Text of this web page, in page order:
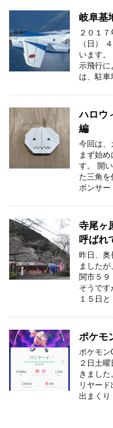
岐阜基
２０１
（日）
います
示飛行に
は、駐
ハロウ
編
今回は、
まず始
す。 開
た三角
ポンサ
寺尾ヶ
呼ばれ
昨日、奥
ました
関市５
そうです
１５日
ポケモ
ポケモン
２日土
きまし
リヤー
出まく